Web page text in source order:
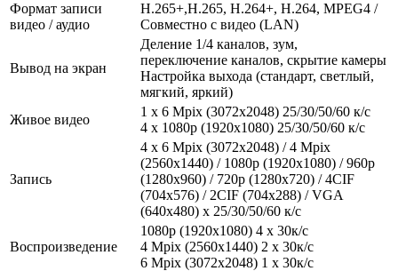
Формат записи
видео / аудио
H.265+,H.265, H.264+, H.264, MPEG4 /
Совместно с видео (LAN)
Вывод на экран
Деление 1/4 каналов, зум,
переключение каналов, скрытие камеры
Настройка выхода (стандарт, светлый,
мягкий, яркий)
Живое видео
1 x 6 Mpix (3072x2048) 25/30/50/60 к/с
4 х 1080p (1920x1080) 25/30/50/60 к/с
Запись
4 x 6 Mpix (3072x2048) / 4 Mpix
(2560x1440) / 1080p (1920x1080) / 960p
(1280x960) / 720p (1280x720) / 4CIF
(704x576) / 2CIF (704x288) / VGA
(640x480) x 25/30/50/60 к/с
Воспроизведение
1080р (1920x1080) 4 x 30к/с
4 Mpix (2560x1440) 2 x 30к/с
6 Mpix (3072x2048) 1 x 30к/с